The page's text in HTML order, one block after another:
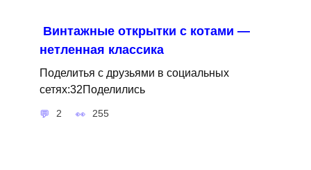
Винтажные открытки с котами —
нетленная классика
Поделитья с друзьями в социальных
сетях:32Поделились
2 255